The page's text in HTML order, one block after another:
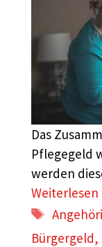
Das
Pflegegeld
werden
Bürgergeld,